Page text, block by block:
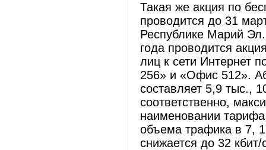
Такая же акция по
проводится до 31
Республике Марий
года проводится
лиц к сети Интернет
256» и «Офис 512».
составляет 5,9 тыс.,
соответственно,
наименовании
объема трафика в 7,
снижается до 32 кбит/